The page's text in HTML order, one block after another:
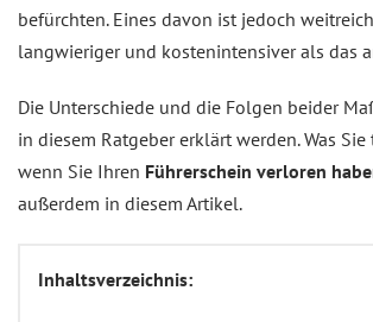
befürchten. Eines davon ist jedoch
langwieriger und kostenintensiver als das
Die Unterschiede und die Folgen beider
in diesem Ratgeber erklärt werden. Was
wenn Sie Ihren Führerschein verloren
außerdem in diesem Artikel.
Inhaltsverzeichnis: